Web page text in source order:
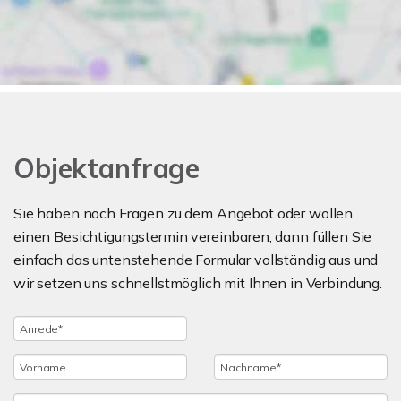
Objektanfrage
Sie haben noch Fragen zu dem Angebot oder wollen
einen Besichtigungstermin vereinbaren, dann füllen Sie
einfach das untenstehende Formular vollständig aus und
wir setzen uns schnellstmöglich mit Ihnen in Verbindung.